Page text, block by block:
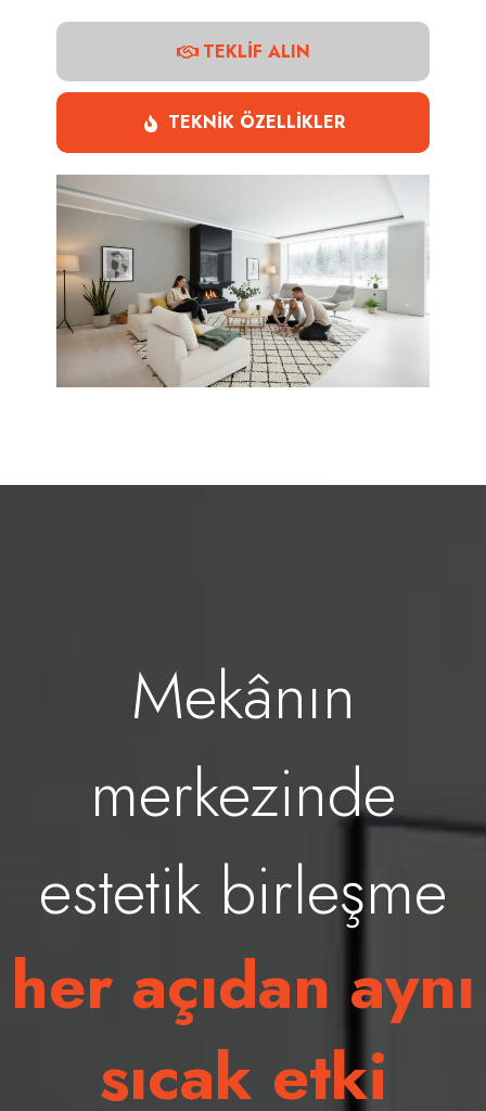
TEKLİF ALIN
TEKNİK ÖZELLİKLER
Mekânın
merkezinde
estetik birleşme
her açıdan aynı
sıcak etki